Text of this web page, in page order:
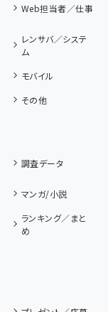
Web担当者／仕事
レンサバ／システ
ム
モバイル
その他
調査データ
マンガ/小説
ランキング／まと
め